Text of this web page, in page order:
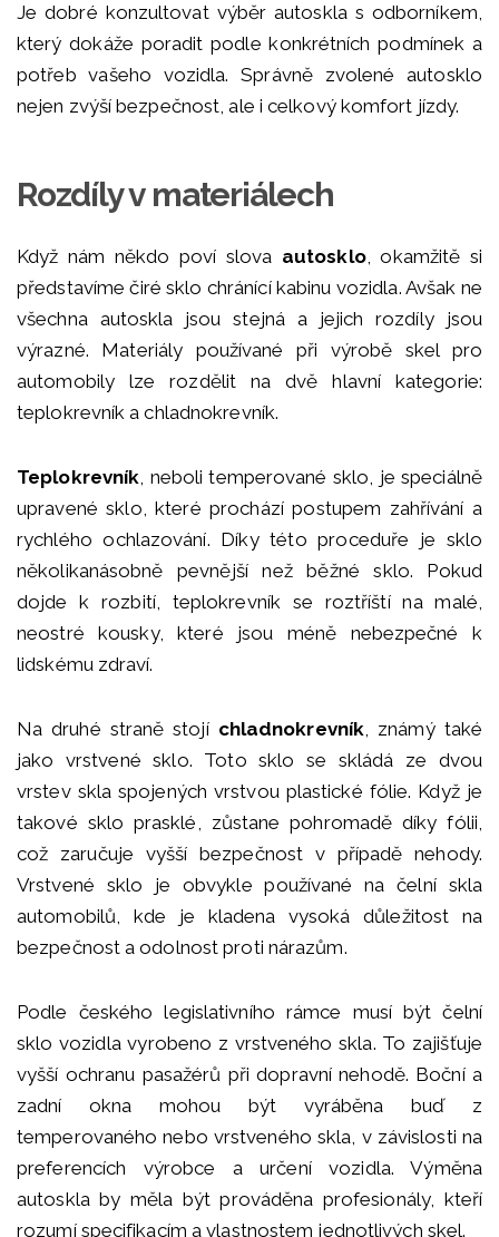
Je dobré konzultovat výběr autoskla s odborníkem,
který dokáže poradit podle konkrétních podmínek a
potřeb vašeho vozidla. Správně zvolené autosklo
nejen zvýší bezpečnost, ale i celkový komfort jízdy.
Rozdíly v materiálech
Když nám někdo poví slova autosklo, okamžitě si
představíme čiré sklo chránící kabinu vozidla. Avšak ne
všechna autoskla jsou stejná a jejich rozdíly jsou
výrazné. Materiály používané při výrobě skel pro
automobily lze rozdělit na dvě hlavní kategorie:
teplokrevník a chladnokrevník.
Teplokrevník, neboli temperované sklo, je speciálně
upravené sklo, které prochází postupem zahřívání a
rychlého ochlazování. Díky této proceduře je sklo
několikanásobně pevnější než běžné sklo. Pokud
dojde k rozbití, teplokrevník se roztříští na malé,
neostré kousky, které jsou méně nebezpečné k
lidskému zdraví.
Na druhé straně stojí chladnokrevník, známý také
jako vrstvené sklo. Toto sklo se skládá ze dvou
vrstev skla spojených vrstvou plastické fólie. Když je
takové sklo prasklé, zůstane pohromadě díky fólii,
což zaručuje vyšší bezpečnost v případě nehody.
Vrstvené sklo je obvykle používané na čelní skla
automobilů, kde je kladena vysoká důležitost na
bezpečnost a odolnost proti nárazům.
Podle českého legislativního rámce musí být čelní
sklo vozidla vyrobeno z vrstveného skla. To zajišťuje
vyšší ochranu pasažérů při dopravní nehodě. Boční a
zadní okna mohou být vyráběna buď z
temperovaného nebo vrstveného skla, v závislosti na
preferencích výrobce a určení vozidla. Výměna
autoskla by měla být prováděna profesionály, kteří
rozumí specifikacím a vlastnostem jednotlivých skel.